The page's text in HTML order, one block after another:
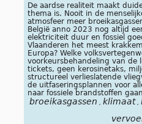
De aardse realiteit maakt
thema is. Nooit in de
atmosfeer meer
België anno 2023 nog altijd
elektriciteit duur en fossiel
Vlaanderen het meest
Europa? Welke
voorkeursbehandeling van de
tickets, geen kerosinetaks,
structureel verlieslatende
de uitfaseringsplannen voor
naar fossiele brandstoffen
broeikasgassen klimaat